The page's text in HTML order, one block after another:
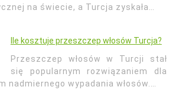
na świecie, a Turcja zyskała…
Ile kosztuje przeszczep włosów Turcja?
Przeszczep włosów w Turcji stał
się popularnym rozwiązaniem dla
nadmiernego wypadania włosów.…